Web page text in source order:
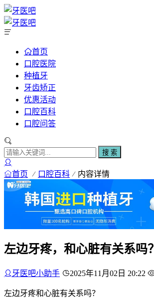
首页
口腔医院
种植牙
牙齿矫正
优惠活动
口腔百科
口腔问答
搜 索
首页 口腔百科 内容详情
左边牙疼，和心脏有关系吗？
牙医吧小助手 2025年11月02日 20:22
左边牙疼和心脏有关系吗？